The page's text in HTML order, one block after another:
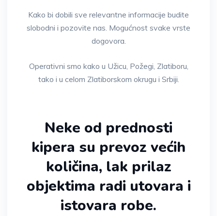
Kako bi dobili sve relevantne informacije budite
slobodni i pozovite nas. Mogućnost svake vrste
dogovora.
Operativni smo kako u Užicu, Požegi, Zlatiboru,
tako i u celom Zlatiborskom okrugu i Srbiji.
Neke od prednosti
kipera su prevoz većih
količina, lak prilaz
objektima radi utovara i
istovara robe.